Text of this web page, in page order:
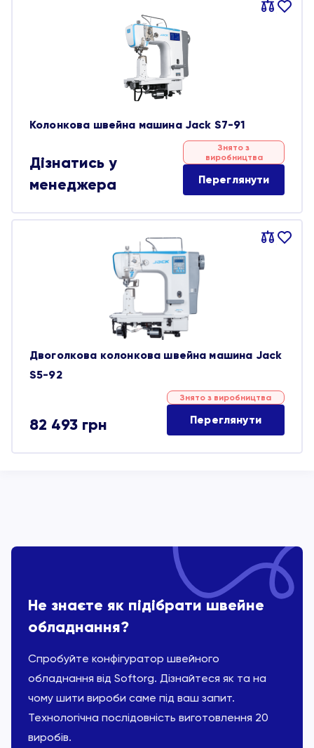
Порівняти
В
Колонкова швейна машина Jack S7-91
Дізнатись у
менеджера
Знято з
виробництва
Переглянути
Порівняти
В
Двоголкова колонкова швейна машина Jack
S5-92
82 493 грн
Знято з виробництва
Переглянути
Не знаєте як підібрати швейне
обладнання?
Спробуйте конфігуратор швейного
обладнання від Softorg. Дізнайтеся як та на
чому шити вироби саме під ваш запит.
Технологічна послідовність виготовлення 20
виробів.